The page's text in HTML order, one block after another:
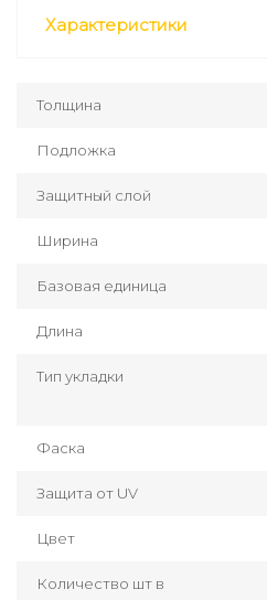
Характеристики
Толщина
Подложка
Защитный слой
Ширина
Базовая единица
Длина
Тип укладки
Фаска
Защита от UV
Цвет
Количество шт в